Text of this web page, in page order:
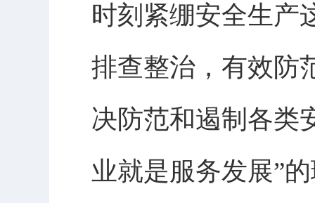
时刻紧绷安全生产
排查整治，有效防
决防范和遏制各类
业就是服务发展”